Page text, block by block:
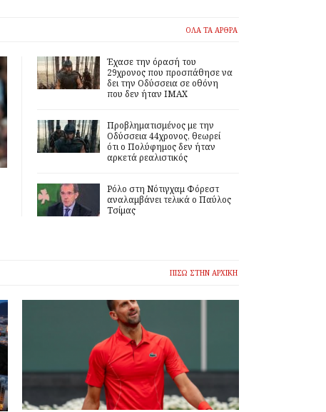
ΟΛΑ ΤΑ ΑΡΘΡΑ
Έχασε την όρασή του
29χρονος που προσπάθησε να
δει την Οδύσσεια σε οθόνη
που δεν ήταν IMAX
Προβληματισμένος με την
Οδύσσεια 44χρονος, θεωρεί
ότι ο Πολύφημος δεν ήταν
αρκετά ρεαλιστικός
Ρόλο στη Νότιγχαμ Φόρεστ
αναλαμβάνει τελικά ο Παύλος
Τσίμας
ΠΙΣΩ ΣΤΗΝ ΑΡΧΙΚΗ